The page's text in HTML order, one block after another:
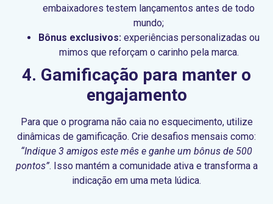
embaixadores testem lançamentos antes de todo
mundo;
Bônus exclusivos:experiências personalizadas ou
mimos que reforçam o carinho pela marca.
4. Gamificação para manter o
engajamento
Para que o programa não caia no esquecimento, utilize
dinâmicas de gamificação. Crie desafios mensais como:
“Indique 3 amigos este mês e ganhe um bônus de 500
pontos”. Isso mantém a comunidade ativa e transforma a
indicação em uma meta lúdica.